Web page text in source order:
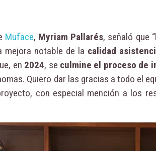
Muface, Myriam Pallarés, señaló que
mejora notable de la calidad
en 2024, se culmine el proceso de
Quiero dar las gracias a todo el
con especial mención a los